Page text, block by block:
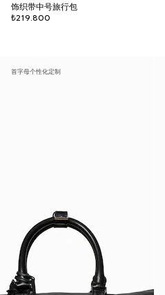
饰织带中号旅行包
₺219.800
首字母个性化定制